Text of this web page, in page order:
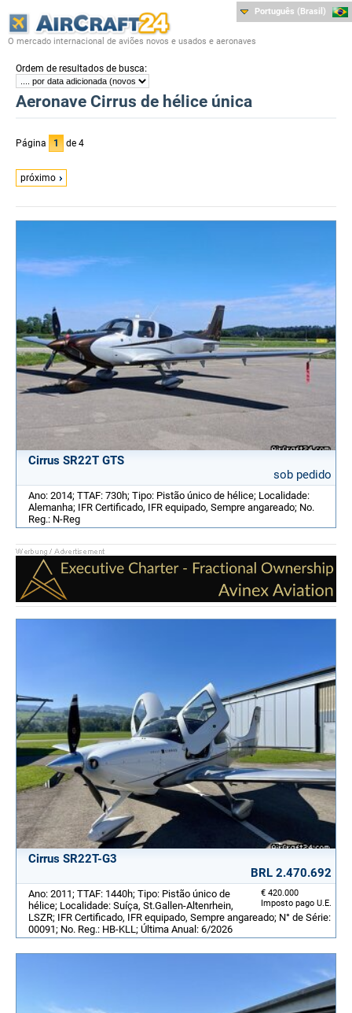
O mercado internacional de aviões novos e usados e aeronaves
Português (Brasil)
Ordem de resultados de busca:
Aeronave Cirrus de hélice única
Página 1 de 4
próximo
Cirrus SR22T GTS
sob pedido
Ano: 2014; TTAF: 730h; Tipo: Pistão único de hélice; Localidade:
Alemanha; IFR Certificado, IFR equipado, Sempre angareado; No.
Reg.: N-Reg
Cirrus SR22T-G3
BRL 2.470.692
€ 420.000
Imposto pago U.E.
Ano: 2011; TTAF: 1440h; Tipo: Pistão único de
hélice; Localidade: Suíça, St.Gallen-Altenrhein,
LSZR; IFR Certificado, IFR equipado, Sempre angareado; N° de Série:
00091; No. Reg.: HB-KLL; Última Anual: 6/2026